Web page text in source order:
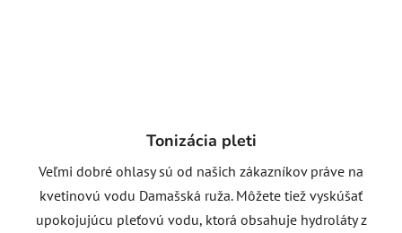
Tonizácia pleti
Veľmi dobré ohlasy sú od našich zákazníkov práve na
kvetinovú vodu Damašská ruža. Môžete tiež vyskúšať
upokojujúcu pleťovú vodu, ktorá obsahuje hydroláty z